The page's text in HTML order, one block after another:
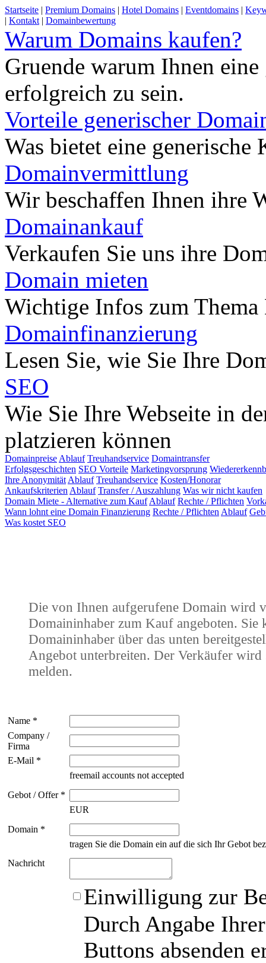
Startseite | Premium Domains | Hotel Domains | Eventdomains |
| Kontakt | Domainbewertung
Warum Domains kaufen?
Gruende warum Ihnen
erfolgreich zu sein.
Vorteile generischer
Was bietet eine
Domainvermittlung
Wir beschaffen Ihnen ihre
Domainankauf
Verkaufen Sie uns ihre
Domain mieten
Wichtige Infos zum
Domainfinanzierung
Lesen Sie, wie Sie Ihre
SEO
Wie Sie Ihre Webseite in
platzieren können
Domainpreise Ablauf Treuhandservice Domaintransfer
Erfolgsgeschichten SEO Vorteile Marketingvorsprung
Ihre Anonymität Ablauf Treuhandservice Kosten/Honorar
Ankaufskriterien Ablauf Transfer / Auszahlung Was wir nicht kaufen
Domain Miete - Alternative zum Kauf Ablauf Rechte / Pflichten
Wann lohnt eine Domain Finanzierung Rechte / Pflichten Ablauf
Was kostet SEO
Die von Ihnen aufgerufene Domain wird
Domaininhaber zum Kauf angeboten. Sie
Domaininhaber über das unten
Angebot unterbreiten. Der Verkäufer wird
melden.
Name *
Company /
Firma
E-Mail *
freemail accounts not accepted
Gebot / Offer *
EUR
Domain *
tragen Sie die Domain ein auf die sich Ihr Gebot
Nachricht
Einwilligung zur
Durch Angabe
Buttons absenden